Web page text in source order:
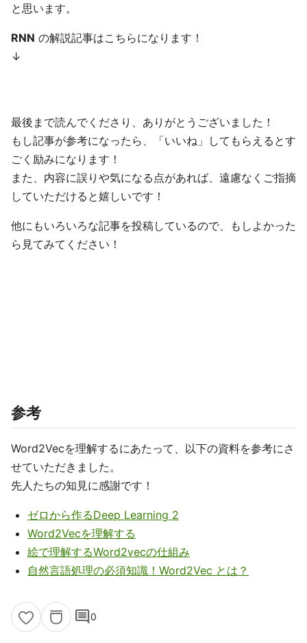
と思います。
RNN の解説記事はこちらになります！
↓
最後まで読んでくださり、ありがとうございました！
もし記事が参考になったら、「いいね」してもらえるとす
ごく励みになります！
また、内容に誤りや気になる点があれば、遠慮なくご指摘
していただけると嬉しいです！
他にもいろいろな記事を投稿しているので、もしよかった
ら見てみてください！
参考
Word2Vecを理解するにあたって、以下の資料を参考にさ
せていただきました。
先人たちの知見に感謝です！
ゼロから作るDeep Learning 2
Word2Vecを理解する
絵で理解するWord2vecの仕組み
自然言語処理の必須知識！Word2Vec とは？
comment0